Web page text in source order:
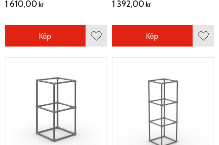
1 610,00 kr
Lägg till i favoriter
Köp
1 392,00 kr
Köp